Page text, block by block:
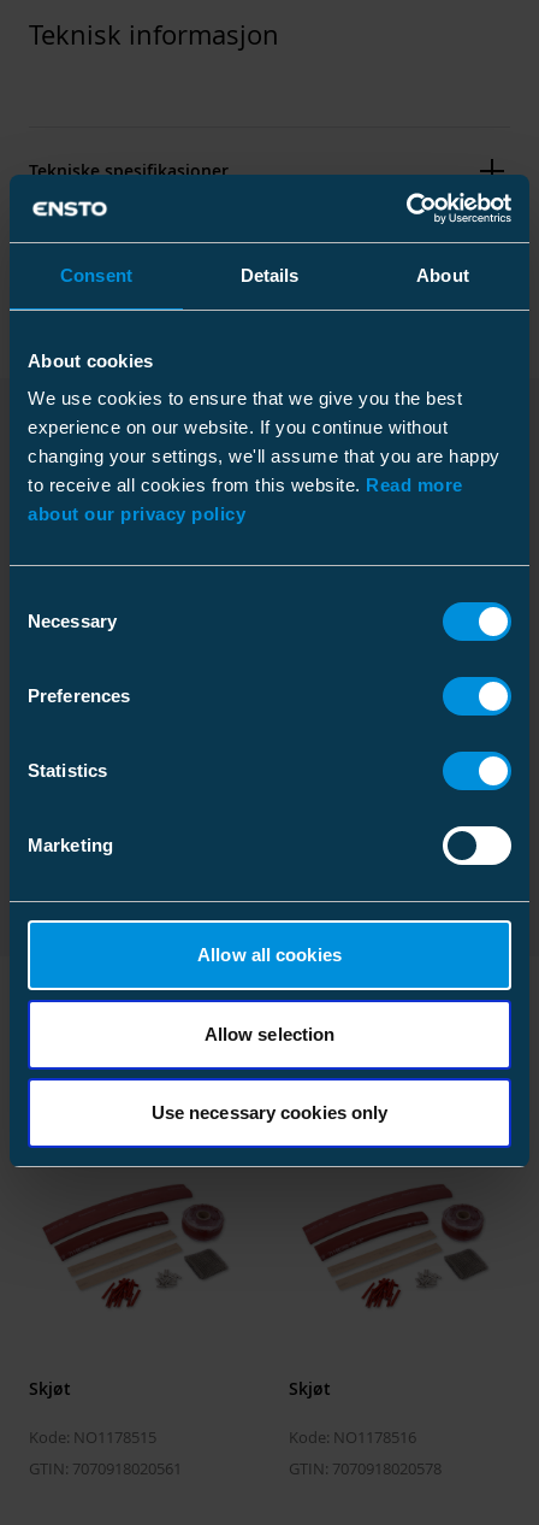
Consent Details About
About cookies
We use cookies to ensure that we give you the best
experience on our website. If you continue without
changing your settings, we'll assume that you are happy
to receive all cookies from this website. Read more
about our privacy policy
Selection
Necessary
Preferences
Statistics
Marketing
Allow all cookies
Allow selection
Use necessary cookies only
Teknisk informasjon
Tekniske spesifikasjoner
Vekt 2 kg
Kartong
Pakkestørrelse
Nedlastinger
Montasjebeskrivelse
kabelskjøt
Download
DNV Witnessed tests of
Filtype: PDF
Download
Lignende produkter
Skjøt
Kode: NO1178515
GTIN: 7070918020561
Skjøt
Kode: NO1178516
GTIN: 7070918020578